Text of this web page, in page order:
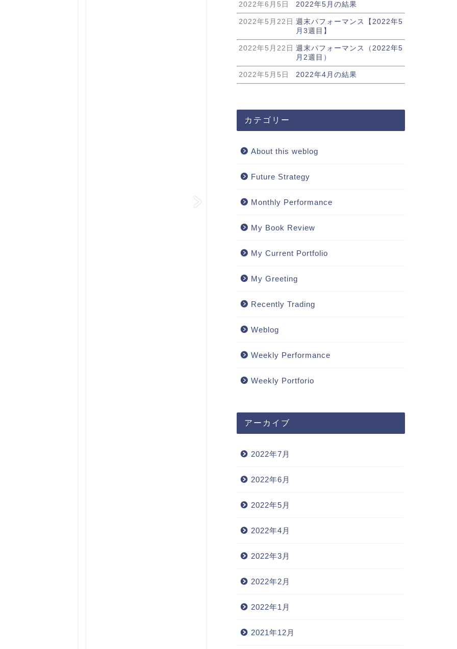
2022年6月5日 2022年5月の結果
2022年5月22日 週末パフォーマンス【2022年5
月3週目】
2022年5月22日 週末パフォーマンス（2022年5
月2週目）
2022年5月5日 2022年4月の結果
カテゴリー
About this weblog
Future Strategy
Monthly Performance
My Book Review
My Current Portfolio
My Greeting
Recently Trading
Weblog
Weekly Performance
Weekly Portforio
アーカイブ
2022年7月
2022年6月
2022年5月
2022年4月
2022年3月
2022年2月
2022年1月
2021年12月